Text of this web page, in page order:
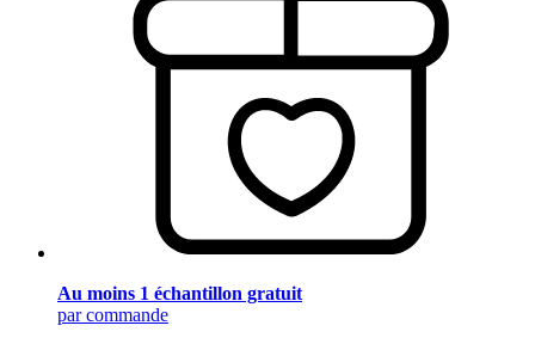
Au moins 1 échantillon gratuit
par commande